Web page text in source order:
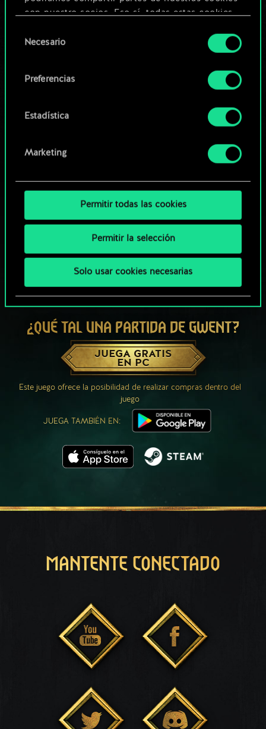
con nuestro socios. Eso sí, todas estas cookies
Encontrarás todos los detalles sobre nuestro uso
preferencias al respecto en el menú «Ajustes» de
deNecesario
Preferencias
Estadística
Marketing
Permitir todas las cookies
Permitir la selección
Solo usar cookies necesarias
Editar baraja
Explorar las barajas de la
¿QUÉ TAL UNA PARTIDA DE GWENT?
JUEGA GRATIS
EN PC
Este juego ofrece la posibilidad de realizar compras dentro del
juego
JUEGA TAMBIÉN EN:
MANTENTE CONECTADO